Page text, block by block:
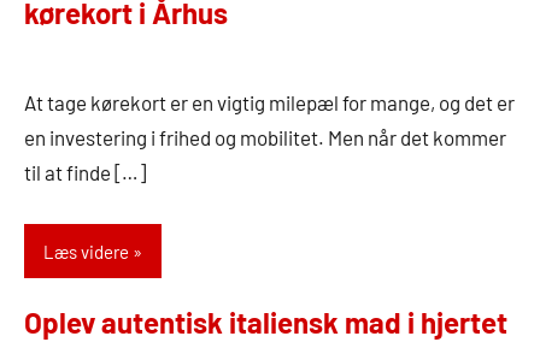
kørekort i Århus
oktober
2024
At tage kørekort er en vigtig milepæl for mange, og det er
en investering i frihed og mobilitet. Men når det kommer
til at finde […]
Læs videre
Oplev autentisk italiensk mad i hjertet